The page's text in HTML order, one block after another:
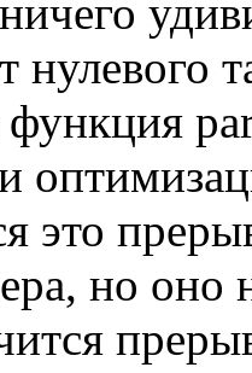
нулевого
это
но оно